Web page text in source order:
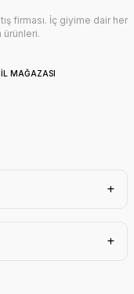
firması. İç giyime dair her
MAĞAZASI